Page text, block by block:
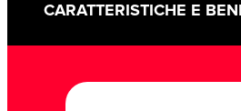
CARATTERISTICHE E